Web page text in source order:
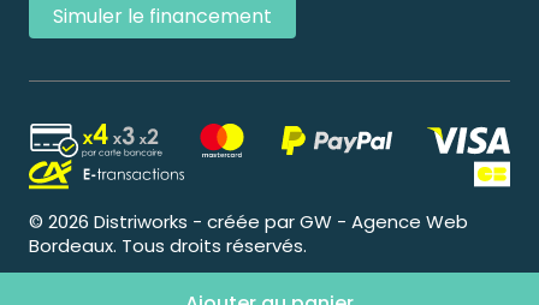
Simuler le financement
© 2026 Distriworks - créée par GW - Agence Web
Bordeaux. Tous droits réservés.